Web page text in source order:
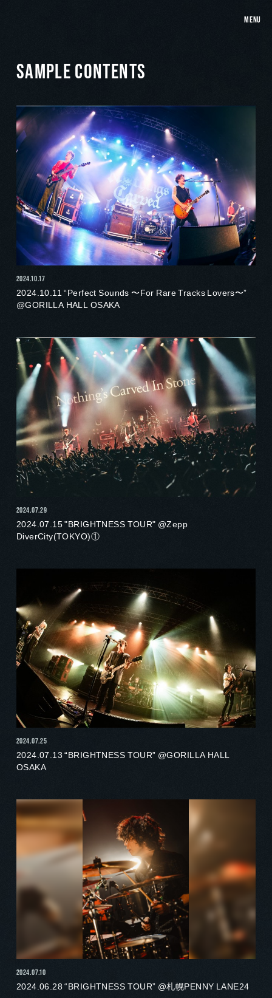
MENU
SAMPLE CONTENTS
2024.10.17
2024.10.11 “Perfect Sounds 〜For Rare Tracks Lovers〜”
@GORILLA HALL OSAKA
2024.07.29
2024.07.15 "BRIGHTNESS TOUR" @Zepp
DiverCity(TOKYO)①
2024.07.25
2024.07.13 “BRIGHTNESS TOUR” @GORILLA HALL
OSAKA
2024.07.10
2024.06.28 “BRIGHTNESS TOUR” @札幌PENNY LANE24